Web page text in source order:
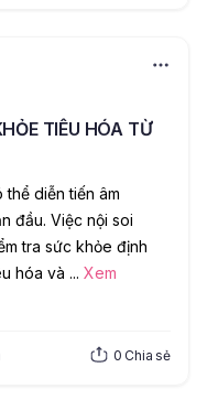
TIÊU HÓA TỪ
diễn tiến âm
đầu. Việc nội soi
tra sức khỏe định
hóa và ... Xem
0 Chia sẻ